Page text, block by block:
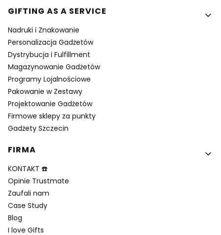
GIFTING AS A SERVICE
Nadruki i Znakowanie
Personalizacja Gadżetów
Dystrybucja i Fulfillment
Magazynowanie Gadżetów
Programy Lojalnościowe
Pakowanie w Zestawy
Projektowanie Gadżetów
Firmowe sklepy za punkty
Gadżety Szczecin
FIRMA
KONTAKT ☎️
Opinie Trustmate
Zaufali nam
Case Study
Blog
I love Gifts